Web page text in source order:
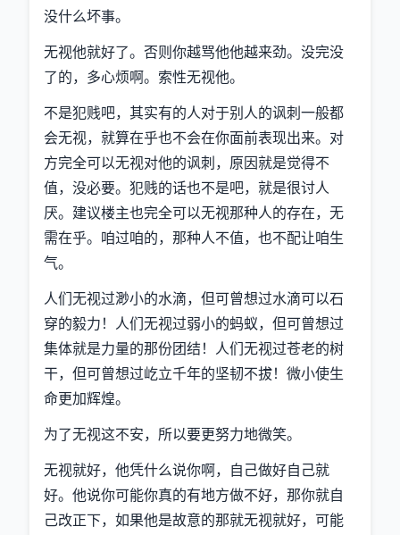
没什么坏事。
无视他就好了。否则你越骂他他越来劲。没完没
了的，多心烦啊。索性无视他。
不是犯贱吧，其实有的人对于别人的讽刺一般都
会无视，就算在乎也不会在你面前表现出来。对
方完全可以无视对他的讽刺，原因就是觉得不
值，没必要。犯贱的话也不是吧，就是很讨人
厌。建议楼主也完全可以无视那种人的存在，无
需在乎。咱过咱的，那种人不值，也不配让咱生
气。
人们无视过渺小的水滴，但可曾想过水滴可以石
穿的毅力！人们无视过弱小的蚂蚁，但可曾想过
集体就是力量的那份团结！人们无视过苍老的树
干，但可曾想过屹立千年的坚韧不拔！微小使生
命更加辉煌。
为了无视这不安，所以要更努力地微笑。
无视就好，他凭什么说你啊，自己做好自己就
好。他说你可能你真的有地方做不好，那你就自
己改正下，如果他是故意的那就无视就好，可能